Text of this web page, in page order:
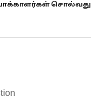
வாக்காளர்கள் சொல்வது